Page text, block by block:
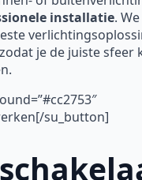
installatie. We
je de juiste sfeer
su_button]